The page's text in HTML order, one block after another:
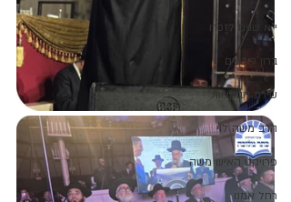
י"א שנים לזכרו
ברון כובעים
שירת הבקשות
הרב משה לוי
פרויקט האיש משה
רחל אמנו